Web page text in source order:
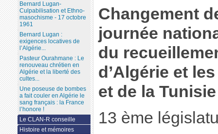
Changement
journée
du
d’Algérie et
et de la Tunisie
13 ème
Bernard Lugan-
Culpabilisation et Ethno-
masochisme - 17 octobre
1961
Bernard Lugan :
exigences locatives de
l’Algérie...
Pasteur Ourahmane : Le
renouveau chrétien en
Algérie et la liberté des
cultes...
Une poseuse de bombes
a fait couler en Algérie le
sang français : la France
l’honore !
Le CLAN-R conseille
Histoire et mémoires